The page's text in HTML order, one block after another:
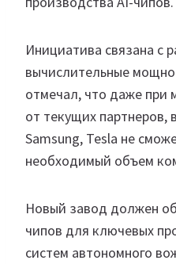
Инициатива связана с
вычислительные
отмечал, что даже при
от текущих партнеров,
Samsung, Tesla не
необходимый объем
Новый завод должен
чипов для ключевых
систем автономного